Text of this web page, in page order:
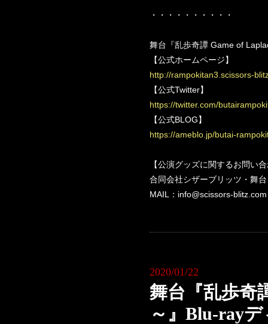
・・・・・・・・・・
舞台『乱歩奇譚 Game of
【公式ホームページ】
http://rampokitan3.scissors-
【公式Twitter】
https://twitter.com/
【公式BLOG】
https://ameblo.jp/butai-
【公演グッズに関するお問い
合同会社シザーブリッツ・舞
MAIL：info@scissors-blitz.com
2020/01/22
舞台『乱歩奇
～』Blu-ray